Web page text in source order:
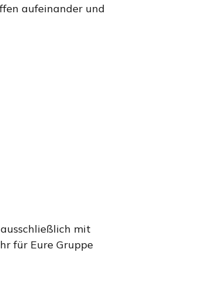
aufeinander und
mit
für Eure Gruppe